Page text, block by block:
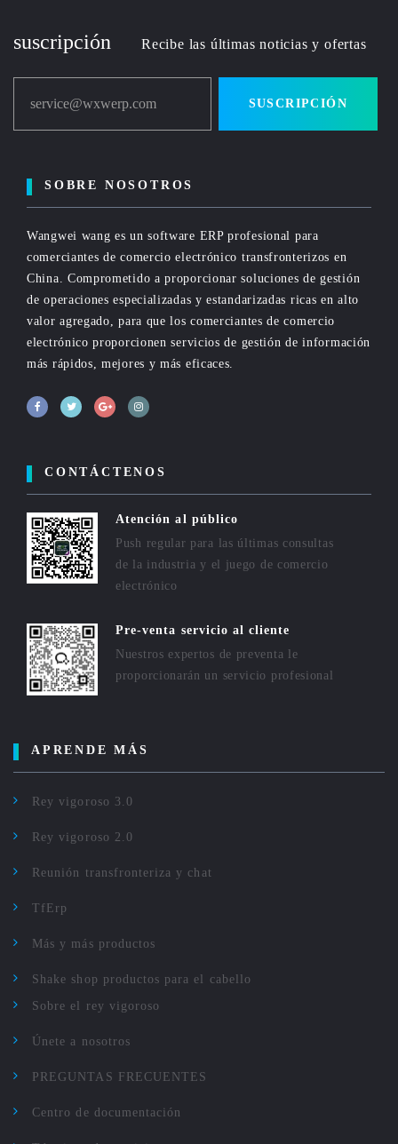
suscripción Recibe las últimas noticias y ofertas
service@wxwerp.com SUSCRIPCIÓN
SOBRE NOSOTROS
Wangwei wang es un software ERP profesional para
comerciantes de comercio electrónico transfronterizos en
China. Comprometido a proporcionar soluciones de gestión
de operaciones especializadas y estandarizadas ricas en alto
valor agregado, para que los comerciantes de comercio
electrónico proporcionen servicios de gestión de información
más rápidos, mejores y más eficaces.
CONTÁCTENOS
Atención al público
Push regular para las últimas consultas
de la industria y el juego de comercio
electrónico
Pre-venta servicio al cliente
Nuestros expertos de preventa le
proporcionarán un servicio profesional
APRENDE MÁS
Rey vigoroso 3.0
Rey vigoroso 2.0
Reunión transfronteriza y chat
TfErp
Más y más productos
Shake shop productos para el cabello
Sobre el rey vigoroso
Únete a nosotros
PREGUNTAS FRECUENTES
Centro de documentación